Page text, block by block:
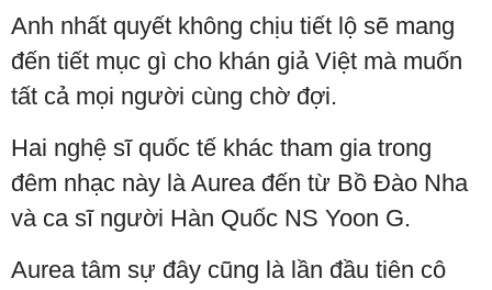
Anh nhất quyết không chịu tiết lộ sẽ mang
đến tiết mục gì cho khán giả Việt mà muốn
tất cả mọi người cùng chờ đợi.
Hai nghệ sĩ quốc tế khác tham gia trong
đêm nhạc này là Aurea đến từ Bồ Đào Nha
và ca sĩ người Hàn Quốc NS Yoon G.
Aurea tâm sự đây cũng là lần đầu tiên cô